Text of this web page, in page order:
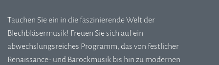
Tauchen Sie ein in die faszinierende Welt der
Blechbläsermusik! Freuen Sie sich auf ein
abwechslungsreiches Programm, das von festlicher
Renaissance- und Barockmusik bis hin zu modernen